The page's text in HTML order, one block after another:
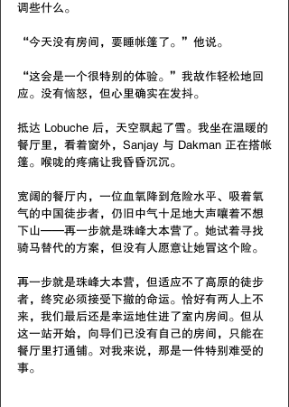
调些什么。
“今天没有房间，要睡帐篷了。”他说。
“这会是一个很特别的体验。”我故作轻松地回
应。没有恼怒，但心里确实在发抖。
抵达 Lobuche 后，天空飘起了雪。我坐在温暖的
餐厅里，看着窗外，Sanjay 与 Dakman 正在搭帐
篷。喉咙的疼痛让我昏昏沉沉。
宽阔的餐厅内，一位血氧降到危险水平、吸着氧
气的中国徒步者，仍旧中气十足地大声嚷着不想
下山——再一步就是珠峰大本营了。她试着寻找
骑马替代的方案，但没有人愿意让她冒这个险。
再一步就是珠峰大本营，但适应不了高原的徒步
者，终究必须接受下撤的命运。恰好有两人上不
来，我们最后还是幸运地住进了室内房间。但从
这一站开始，向导们已没有自己的房间，只能在
餐厅里打通铺。对我来说，那是一件特别难受的
事。